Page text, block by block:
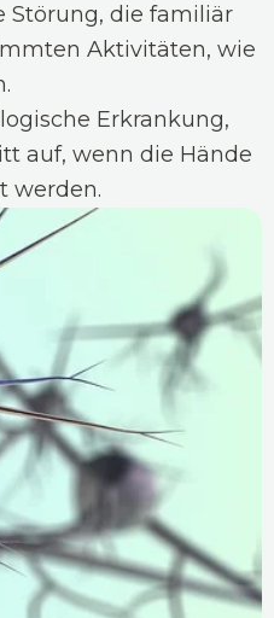
Störung, die familiär
Aktivitäten, wie
Erkrankung,
auf, wenn die Hände
werden.